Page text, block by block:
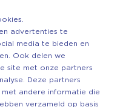
advertenties te
media te bieden en
Ook delen we
site met onze partners
Deze partners
andere informatie die
verzameld op basis